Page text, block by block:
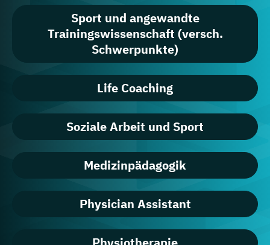
Sport und angewandte
Trainingswissenschaft (versch.
Schwerpunkte)
Life Coaching
Soziale Arbeit und Sport
Medizinpädagogik
Physician Assistant